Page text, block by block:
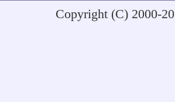
Copyright (C) 2000-